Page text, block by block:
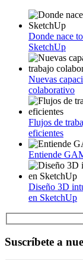
Donde nace
SketchUp
Nuevas
colaborativo
Flujos de
eficientes
Entiende
Diseño 3D
en SketchUp
Suscríbete a